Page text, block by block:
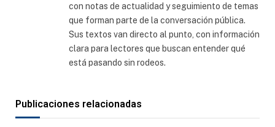
con notas de actualidad y seguimiento de temas
que forman parte de la conversación pública.
Sus textos van directo al punto, con información
clara para lectores que buscan entender qué
está pasando sin rodeos.
Publicaciones relacionadas